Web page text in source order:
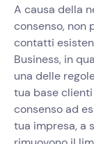
A causa della
consenso, non
contatti
Business, in
una delle
tua base
consenso ad
tua impresa, a